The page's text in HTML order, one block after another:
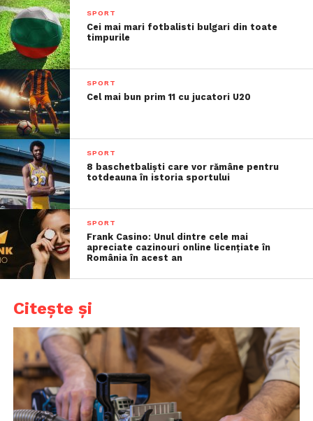
SPORT
Cei mai mari fotbalisti bulgari din toate
timpurile
SPORT
Cel mai bun prim 11 cu jucatori U20
SPORT
8 baschetbaliști care vor rămâne pentru
totdeauna în istoria sportului
SPORT
Frank Casino: Unul dintre cele mai
apreciate cazinouri online licențiate în
România în acest an
Citește și